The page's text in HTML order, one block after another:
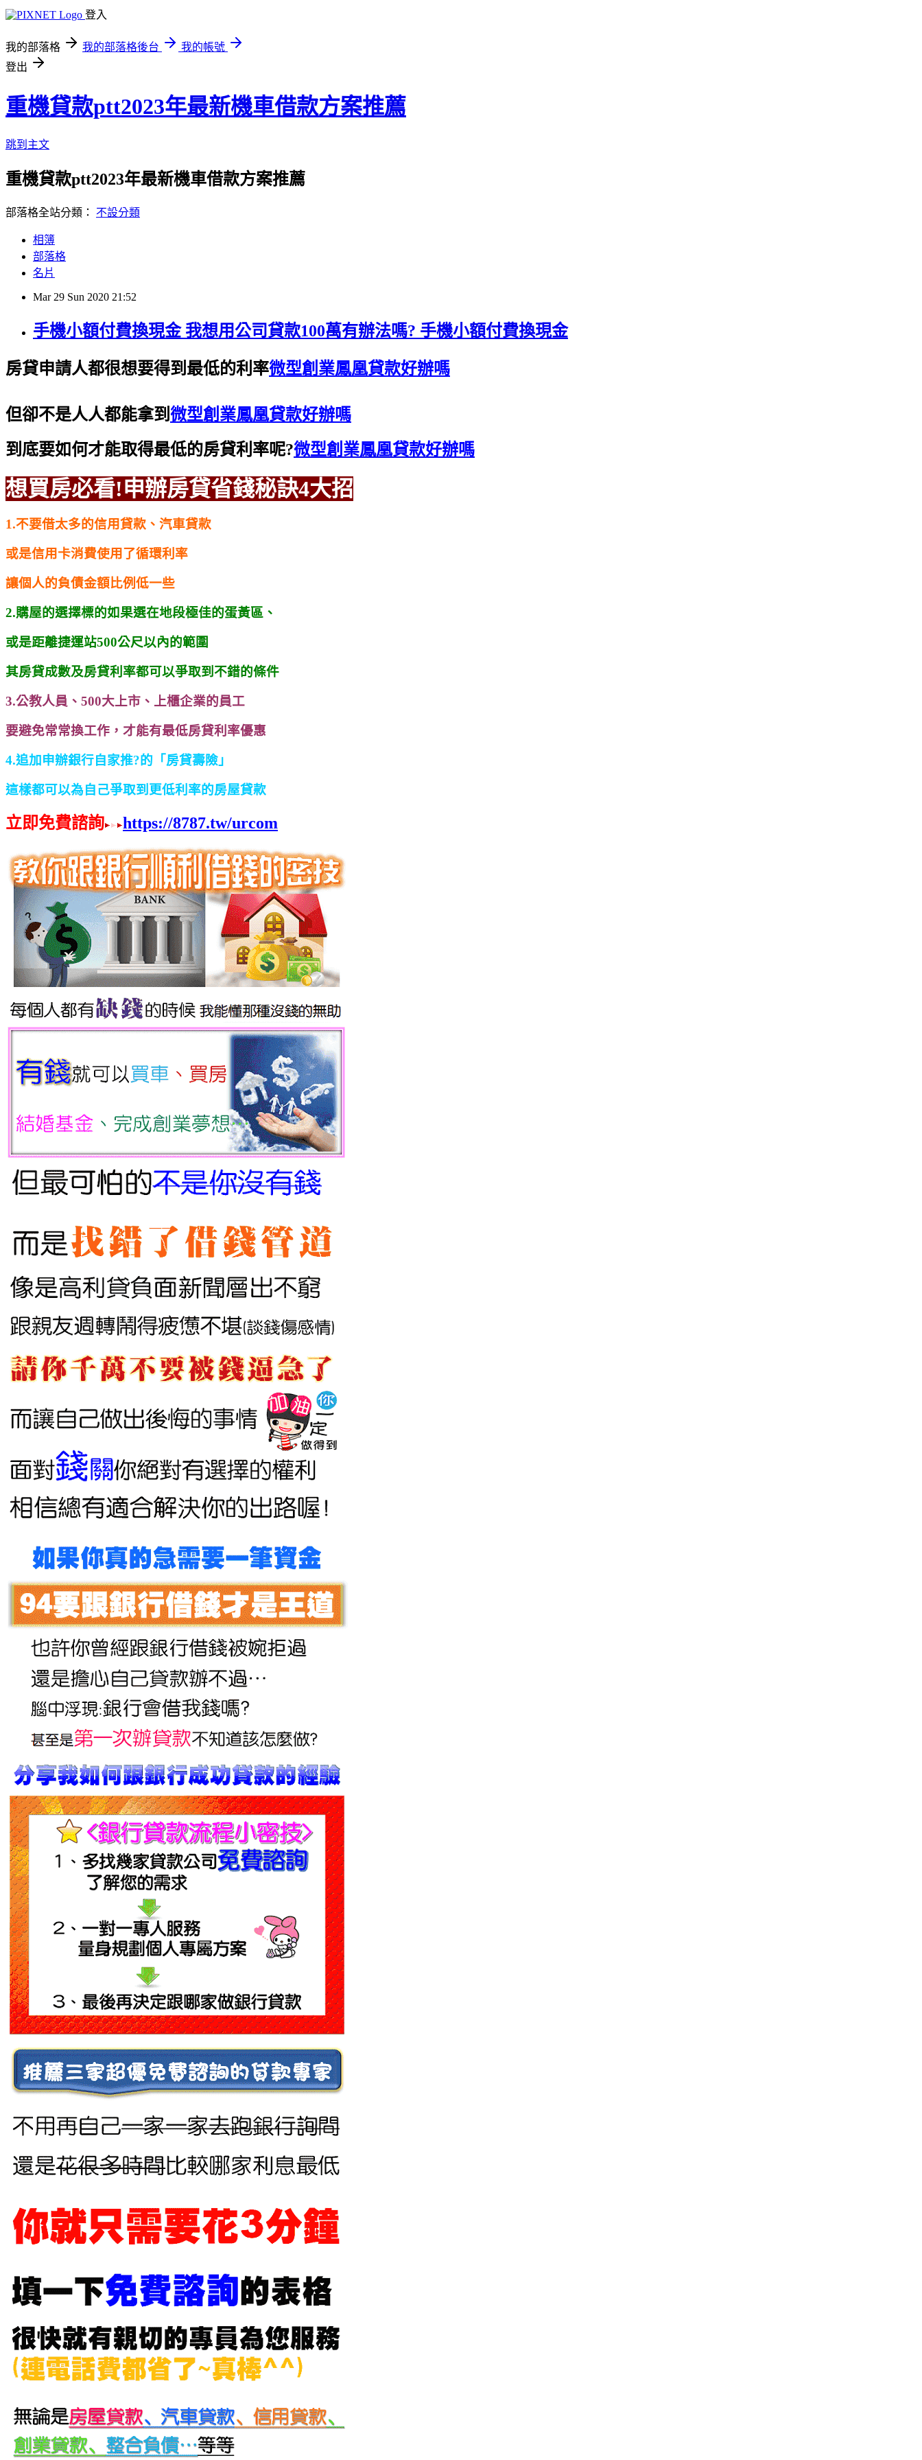
登入
我的部落格 我的部落格後台
我的帳號
登出
重機貸款ptt2023年最新機車借款方案推薦
跳到主文
重機貸款ptt2023年最新機車借款方案推薦
部落格全站分類： 不設分類
相簿
部落格
名片
Mar 29 Sun 2020 21:52
手機小額付費換現金 我想用公司貸款100萬有辦法嗎? 手機小額付費換現金
房貸申請人都很想要得到最低的利率微型創業鳳凰貸款好辦嗎
但卻不是人人都能拿到 微型創業鳳凰貸款好辦嗎
到底要如何才能取得最低的房貸利率呢?微型創業鳳凰貸款好辦嗎
想買房必看!申辦房貸省錢秘訣4大招
1.不要借太多的信用貸款、汽車貸款
或是信用卡消費使用了循環利率
讓個人的負債金額比例低一些
2.購屋的選擇標的如果選在地段極佳的蛋黃區、
或是距離捷運站500公尺以內的範圍
其房貸成數及房貸利率都可以爭取到不錯的條件
3.公教人員、500大上市、上櫃企業的員工
要避免常常換工作，才能有最低房貸利率優惠
4.追加申辦銀行自家推?的「房貸壽險」
這樣都可以為自己爭取到更低利率的房屋貸款
立即免費諮詢 https://8787.tw/urcom